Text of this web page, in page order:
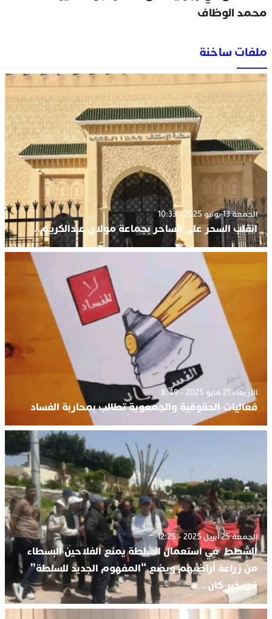
محمد الوظاف
ملفات ساخنة
الجمعة 13 يونيو 2025 - 10:33
انقلب السحر على الساحر بجماعة مولاي عبدالكريم..
الأربعاء 21 مايو 2025 - 8:49
فعاليات الحقوقية والجمعوية تطالب بمحاربة الفساد
الجمعة 25 أبريل 2025 - 12:25
الشطط في استعمال السلطة يمنع الفلاحين البسطاء
من زراعة أراضيهم ويضع “المفهوم الجديد للسلطة”
في خبر كان..